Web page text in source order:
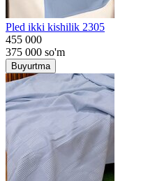
Pled ikki kishilik 2305
455 000
375 000 so'm
Buyurtma